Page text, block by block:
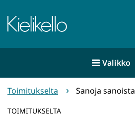
sisältöön
Etusivu
Valikko
Toimitukselta Sanoja sanoista
TOIMITUKSELTA